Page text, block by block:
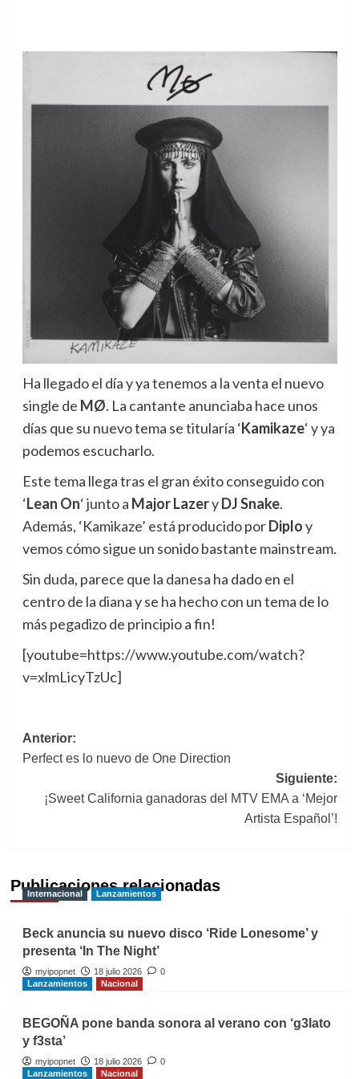
Ha llegado el día y ya tenemos a la venta el nuevo
single de MØ. La cantante anunciaba hace unos
días que su nuevo tema se titularía ‘Kamikaze‘ y ya
podemos escucharlo.
Este tema llega tras el gran éxito conseguido con
‘Lean On‘ junto a Major LazeryDJ Snake.
Además, ‘Kamikaze’ está producido porDiploy
vemos cómo sigue un sonido bastante mainstream.
Sin duda, parece que la danesa ha dado en el
centro de la diana y se ha hecho con un tema de lo
más pegadizo de principio a fin!
[youtube=https://www.youtube.com/watch?
v=xlmLicyTzUc]
Navegación
de
entradas
Anterior:
Perfect es lo nuevo de One Direction
Siguiente:
¡Sweet California ganadoras del MTV EMA a ‘Mejor
Artista Español’!
Publicaciones relacionadas
Internacional Lanzamientos
Beck anuncia su nuevo disco ‘Ride Lonesome’ y
presenta ‘In The Night’
myipopnet 18 julio 2026
0
Lanzamientos
Nacional
BEGOÑA pone banda sonora al verano con ‘g3lato
y f3sta’
myipopnet 18 julio 2026
0
Lanzamientos
Nacional